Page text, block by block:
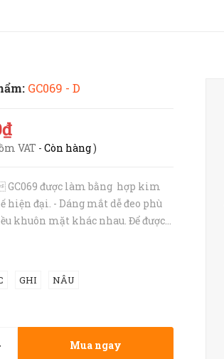
GC069 - D
VAT - Còn hàng)
GC069 được làm bằng hợp kim
hiện đại. - Dáng mắt dễ đeo phù
khuôn mặt khác nhau. Để được
727 8890 cho Hibou nhé. - Chất
GHI NÂU
Mua ngay